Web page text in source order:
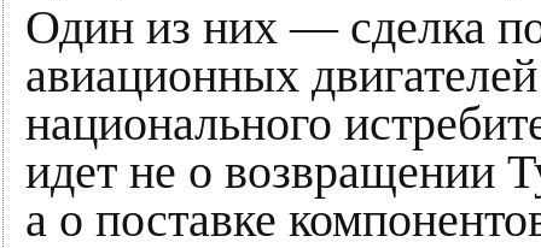
Один из них — сделка
авиационных
национального
идет не о возвращении
а о поставке